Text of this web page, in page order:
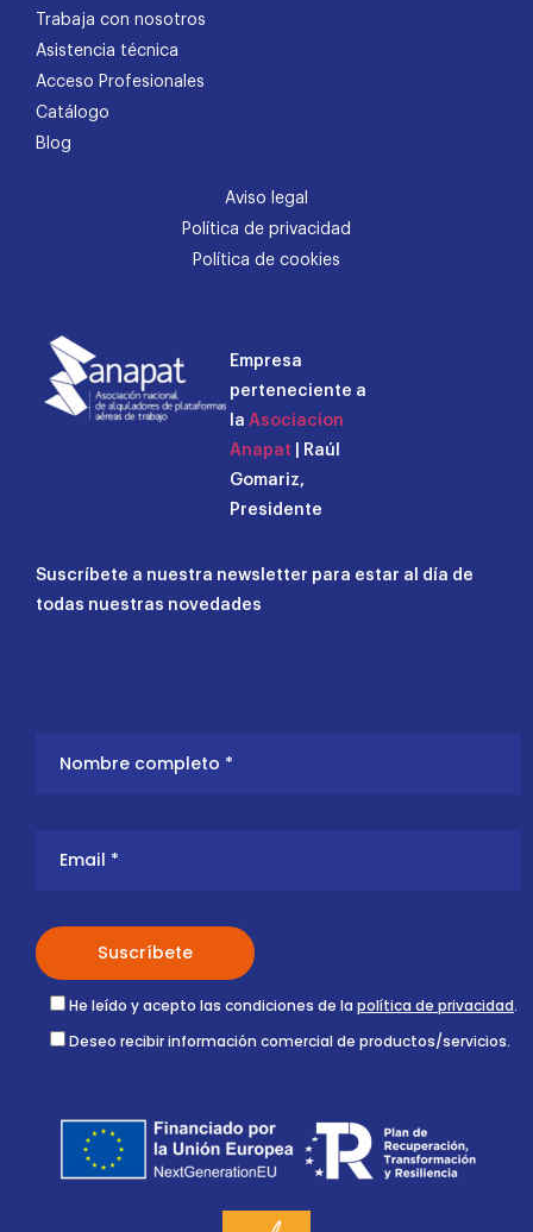
Trabaja con nosotros
Asistencia técnica
Acceso Profesionales
Catálogo
Blog
Aviso legal
Política de privacidad
Política de cookies
Empresa
perteneciente a
la Asociacion
Anapat | Raúl
Gomariz,
Presidente
Suscríbete a nuestra newsletter para estar al día de
todas nuestras novedades
He leído y acepto las condiciones de la política de privacidad.
Deseo recibir información comercial de productos/servicios.